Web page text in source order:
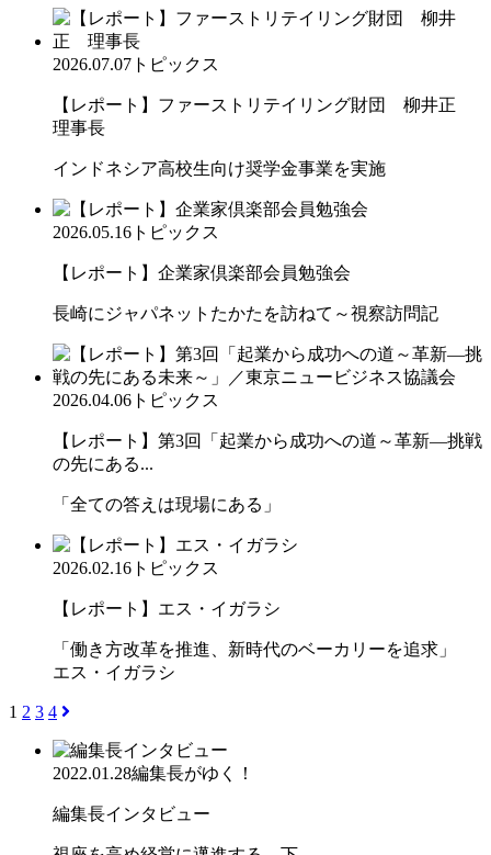
2026.07.07 トピックス
【レポート】ファーストリテイリング財団 柳井正
理事長
インドネシア高校生向け奨学金事業を実施
2026.05.16 トピックス
【レポート】企業家倶楽部会員勉強会
長崎にジャパネットたかたを訪ねて～視察訪問記
2026.04.06 トピックス
【レポート】第3回「起業から成功への道～革新―挑戦
の先にある...
「全ての答えは現場にある」
2026.02.16 トピックス
【レポート】エス・イガラシ
「働き方改革を推進、新時代のベーカリーを追求」
エス・イガラシ
1 2 3 4
2022.01.28編集長がゆく！
編集長インタビュー